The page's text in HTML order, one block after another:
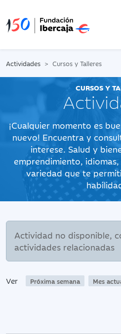
Actividades Cursos y Talleres
CURSOS Y
¡Cualquier momento es
nuevo! Encuentra y
interese. Salud y
emprendimiento,
variedad que te
Actividad no disponible,
actividades relacionadas
Ver Próxima semana Mes